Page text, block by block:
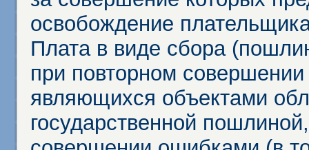
освобождение
Плата в виде сбора
при повторном
являющихся объектами
государственной